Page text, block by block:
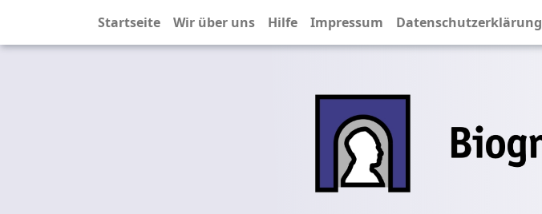
Startseite Wir über uns Hilfe Impressum Datenschutzerklärung